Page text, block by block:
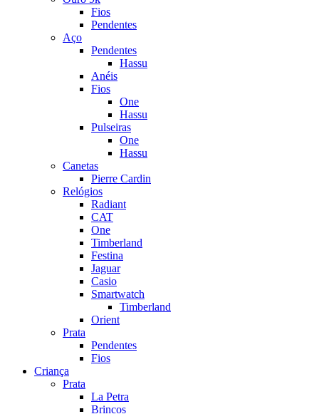
Fios
Pendentes
Aço
Pendentes
Hassu
Anéis
Fios
One
Hassu
Pulseiras
One
Hassu
Canetas
Pierre Cardin
Relógios
Radiant
CAT
One
Timberland
Festina
Jaguar
Casio
Smartwatch
Timberland
Orient
Prata
Pendentes
Fios
Criança
Prata
La Petra
Brincos